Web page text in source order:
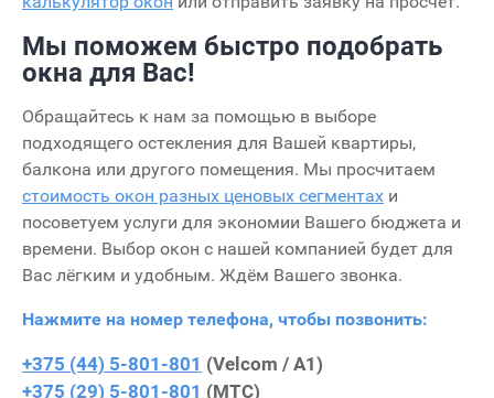
Мы поможем быстро подобрать
окна для Вас!
Обращайтесь к нам за помощью в выборе
подходящего остекления для Вашей квартиры,
балкона или другого помещения. Мы просчитаем
стоимость окон разных ценовых сегментах и
посоветуем услуги для экономии Вашего бюджета и
времени. Выбор окон с нашей компанией будет для
Вас лёгким и удобным. Ждём Вашего звонка.
Нажмите на номер телефона, чтобы позвонить:
+375 (44) 5-801-801 (Velcom / А1)
+375 (29) 5-801-801 (МТС)